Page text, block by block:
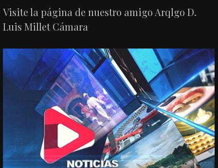
Visite la página de nuestro amigo Arqlgo D.
Luis Millet Cámara